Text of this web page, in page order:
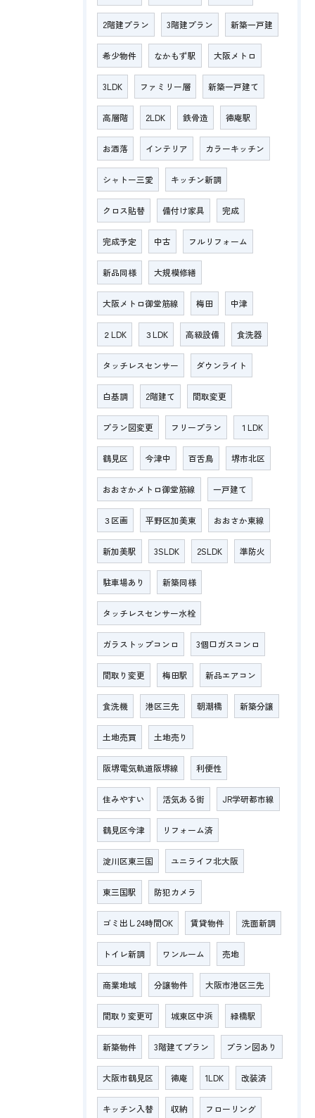
2階建プラン 3階建プラン 新築一戸建
希少物件 なかもず駅 大阪メトロ
3LDK ファミリー層 新築一戸建て
高層階 2LDK 鉄骨造 徳庵駅
お洒落 インテリア カラーキッチン
シャトー三愛 キッチン新調
クロス貼替 備付け家具 完成
完成予定 中古 フルリフォーム
新品同様 大規模修繕
大阪メトロ御堂筋線 梅田 中津
２LDK ３LDK 高級設備 食洗器
タッチレスセンサー ダウンライト
白基調 2階建て 間取変更
プラン図変更 フリープラン １LDK
鶴見区 今津中 百舌鳥 堺市北区
おおさかメトロ御堂筋線 一戸建て
３区画 平野区加美東 おおさか東線
新加美駅 3SLDK 2SLDK 準防火
駐車場あり 新築同様
タッチレスセンサー水栓
ガラストップコンロ 3個口ガスコンロ
間取り変更 梅田駅 新品エアコン
食洗機 港区三先 朝潮橋 新築分譲
土地売買 土地売り
阪堺電気軌道阪堺線 利便性
住みやすい 活気ある街 JR学研都市線
鶴見区今津 リフォーム済
淀川区東三国 ユニライフ北大阪
東三国駅 防犯カメラ
ゴミ出し24時間OK 賃貸物件 洗面新調
トイレ新調 ワンルーム 売地
商業地域 分譲物件 大阪市港区三先
間取り変更可 城東区中浜 緑橋駅
新築物件 3階建てプラン プラン図あり
大阪市鶴見区 徳庵 1LDK 改装済
キッチン入替 収納 フローリング